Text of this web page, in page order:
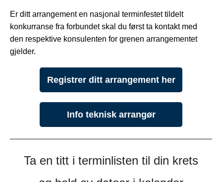
Er ditt arrangement en nasjonal terminfestet tildelt
konkurranse fra forbundet skal du først ta kontakt med
den respektive konsulenten for grenen arrangementet
gjelder.
Registrer ditt arrangement her
Info teknisk arrangør
Ta en titt i terminlisten til din krets